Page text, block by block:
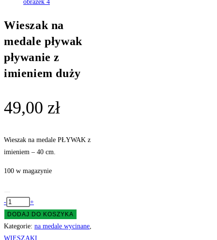
Wieszak na
medale pływak
pływanie z
imieniem duży
49,00 zł
Wieszak na medale PŁYWAK z
imieniem – 40 cm.
100 w magazynie
ilość
Wieszak
na
medale
- +
DODAJ DO KOSZYKA
Kategorie: na medale wycinane,
WIESZAKI